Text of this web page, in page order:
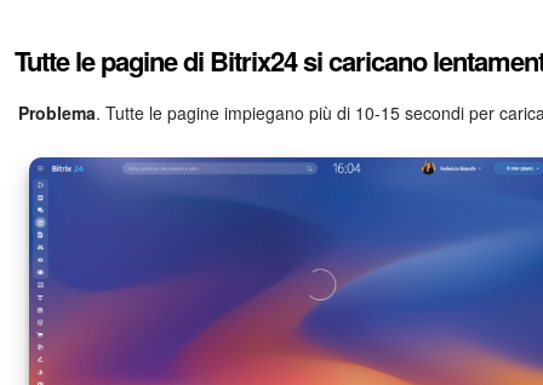
Tutte le pagine di Bitrix24 si caricano
Problema. Tutte le pagine impiegano più di 10-15 secondi per